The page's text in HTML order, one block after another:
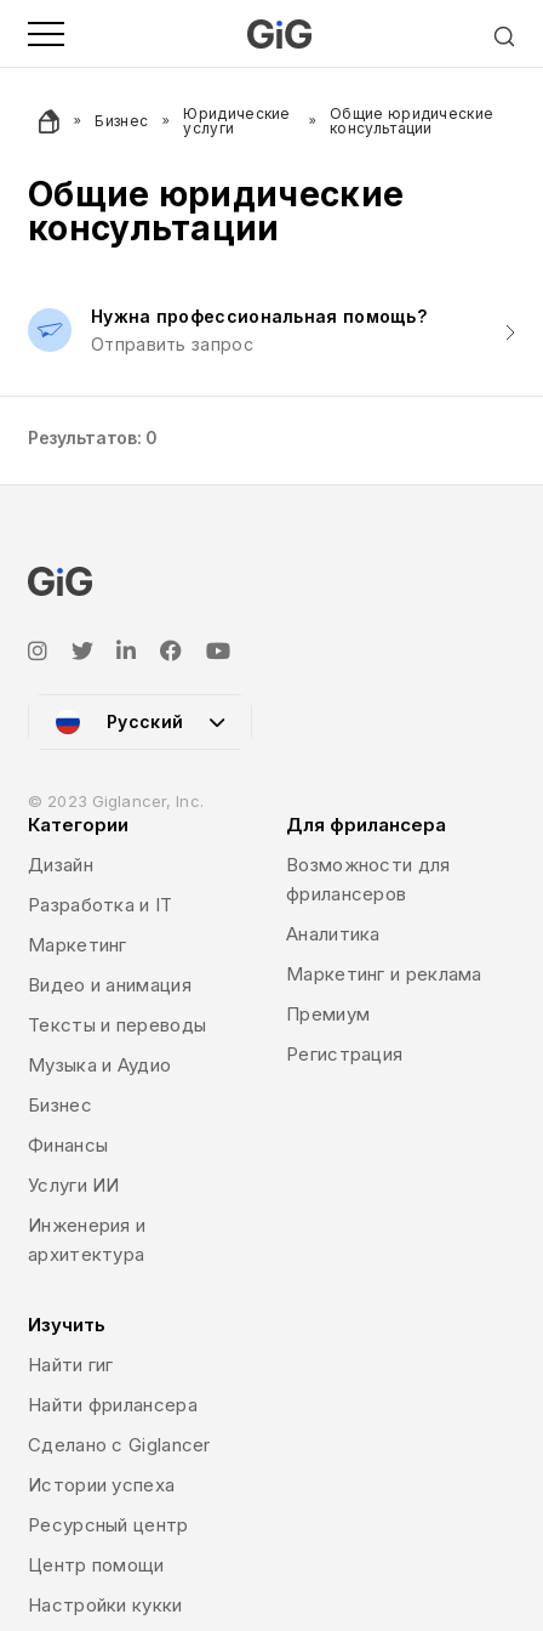
Бизнес
Юридические
услуги
Общие юридические
консультации
Общие юридические
консультации
Нужна профессиональная помощь?
Отправить запрос
Результатов: 0
Русский
© 2023 Giglancer, Inc.
Категории
Дизайн
Разработка и IT
Маркетинг
Видео и анимация
Тексты и переводы
Музыка и Аудио
Бизнес
Финансы
Услуги ИИ
Инженерия и
архитектура
Для фрилансера
Возможности для
фрилансеров
Аналитика
Маркетинг и реклама
Премиум
Регистрация
Изучить
Найти гиг
Найти фрилансера
Сделано с Giglancer
Истории успеха
Ресурсный центр
Центр помощи
Настройки кукки